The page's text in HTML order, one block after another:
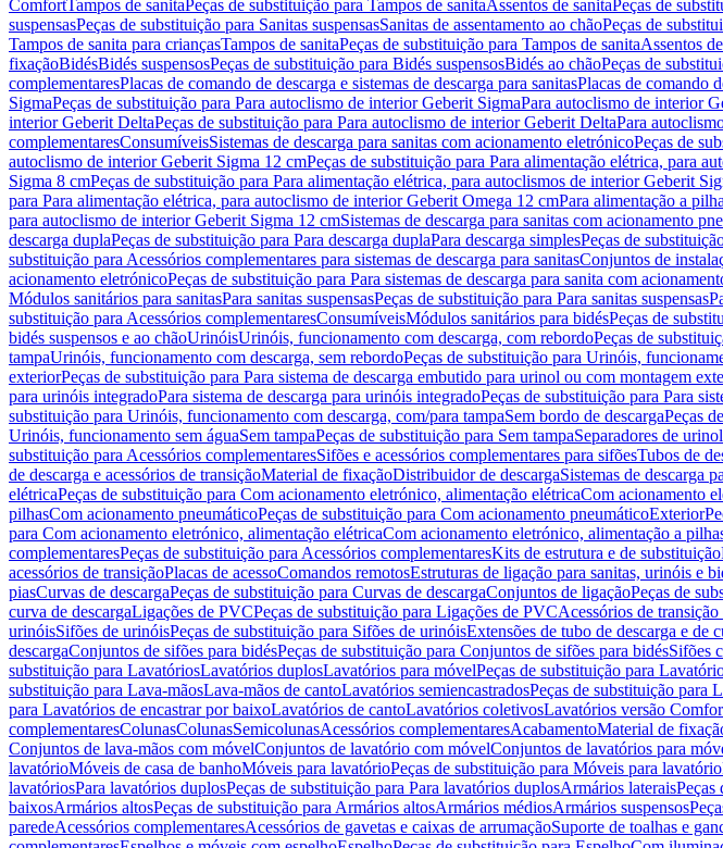
ComfortTampos de sanitaPeças de substituição para Tampos de sanitaAssentos de sanitaPeças de
suspensasPeças de substituição para Sanitas suspensasSanitas de assentamento ao chãoPeças de
Tampos de sanita para criançasTampos de sanitaPeças de substituição para Tampos de sanitaAssentos
fixaçãoBidésBidés suspensosPeças de substituição para Bidés suspensosBidés ao chãoPeças de
complementaresPlacas de comando de descarga e sistemas de descarga para sanitasPlacas de comando
SigmaPeças de substituição para Para autoclismo de interior Geberit SigmaPara autoclismo de interior
interior Geberit DeltaPeças de substituição para Para autoclismo de interior Geberit DeltaPara
complementaresConsumíveisSistemas de descarga para sanitas com acionamento eletrónicoPeças de
autoclismo de interior Geberit Sigma 12 cmPeças de substituição para Para alimentação elétrica, para
Sigma 8 cmPeças de substituição para Para alimentação elétrica, para autoclismos de interior Geberit
para Para alimentação elétrica, para autoclismo de interior Geberit Omega 12 cmPara alimentação a
para autoclismo de interior Geberit Sigma 12 cmSistemas de descarga para sanitas com acionamento
descarga duplaPeças de substituição para Para descarga duplaPara descarga simplesPeças de
substituição para Acessórios complementares para sistemas de descarga para sanitasConjuntos de
acionamento eletrónicoPeças de substituição para Para sistemas de descarga para sanita com
Módulos sanitários para sanitasPara sanitas suspensasPeças de substituição para Para sanitas suspensas
substituição para Acessórios complementaresConsumíveisMódulos sanitários para bidésPeças de
bidés suspensos e ao chãoUrinóisUrinóis, funcionamento com descarga, com rebordoPeças de
tampaUrinóis, funcionamento com descarga, sem rebordoPeças de substituição para Urinóis,
exteriorPeças de substituição para Para sistema de descarga embutido para urinol ou com montagem
para urinóis integradoPara sistema de descarga para urinóis integradoPeças de substituição para Para
substituição para Urinóis, funcionamento com descarga, com/para tampaSem bordo de descargaPeças
Urinóis, funcionamento sem águaSem tampaPeças de substituição para Sem tampaSeparadores de urinol
substituição para Acessórios complementaresSifões e acessórios complementares para sifõesTubos de
de descarga e acessórios de transiçãoMaterial de fixaçãoDistribuidor de descargaSistemas de descarga
elétricaPeças de substituição para Com acionamento eletrónico, alimentação elétricaCom acionamento
pilhasCom acionamento pneumáticoPeças de substituição para Com acionamento pneumáticoExterior
para Com acionamento eletrónico, alimentação elétricaCom acionamento eletrónico, alimentação a
complementaresPeças de substituição para Acessórios complementaresKits de estrutura e de substituição
acessórios de transiçãoPlacas de acessoComandos remotosEstruturas de ligação para sanitas, urinóis e
piasCurvas de descargaPeças de substituição para Curvas de descargaConjuntos de ligaçãoPeças de
curva de descargaLigações de PVCPeças de substituição para Ligações de PVCAcessórios de
urinóisSifões de urinóisPeças de substituição para Sifões de urinóisExtensões de tubo de descarga e de
descargaConjuntos de sifões para bidésPeças de substituição para Conjuntos de sifões para bidésSifões
substituição para LavatóriosLavatórios duplosLavatórios para móvelPeças de substituição para
substituição para Lava-mãosLava-mãos de cantoLavatórios semiencastradosPeças de substituição para
para Lavatórios de encastrar por baixoLavatórios de cantoLavatórios coletivosLavatórios versão
complementaresColunasColunasSemicolunasAcessórios complementaresAcabamentoMaterial de
Conjuntos de lava-mãos com móvelConjuntos de lavatório com móvelConjuntos de lavatórios para
lavatórioMóveis de casa de banhoMóveis para lavatórioPeças de substituição para Móveis para lavatório
lavatóriosPara lavatórios duplosPeças de substituição para Para lavatórios duplosArmários lateraisPeças
baixosArmários altosPeças de substituição para Armários altosArmários médiosArmários suspensos
paredeAcessórios complementaresAcessórios de gavetas e caixas de arrumaçãoSuporte de toalhas e